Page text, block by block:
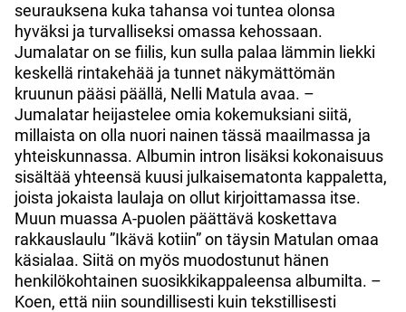
seurauksena kuka tahansa voi tuntea olonsa
hyväksi ja turvalliseksi omassa kehossaan.
Jumalatar on se fiilis, kun sulla palaa lämmin liekki
keskellä rintakehää ja tunnet näkymättömän
kruunun pääsi päällä, Nelli Matula avaa. –
Jumalatar heijastelee omia kokemuksiani siitä,
millaista on olla nuori nainen tässä maailmassa ja
yhteiskunnassa. Albumin intron lisäksi kokonaisuus
sisältää yhteensä kuusi julkaisematonta kappaletta,
joista jokaista laulaja on ollut kirjoittamassa itse.
Muun muassa A-puolen päättävä koskettava
rakkauslaulu ”Ikävä kotiin” on täysin Matulan omaa
käsialaa. Siitä on myös muodostunut hänen
henkilökohtainen suosikkikappaleensa albumilta. –
Koen, että niin soundillisesti kuin tekstillisesti